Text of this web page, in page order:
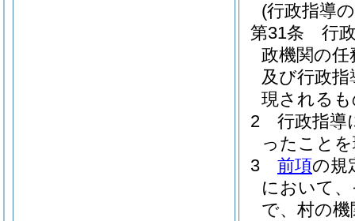
(行政指導
第31条
行
政機関の
及び行政
現される
2
行政指導
ったこと
3
前項の規
において
で、村の